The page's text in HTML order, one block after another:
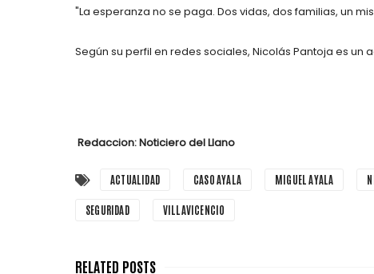
"La esperanza no se paga. Dos vidas, dos familias, un
Según su perfil en redes sociales, Nicolás Pantoja es
Redaccion: Noticiero del Llano
ACTUALIDAD CASO AYALA MIGUEL AYALA
SEGURIDAD VILLAVICENCIO